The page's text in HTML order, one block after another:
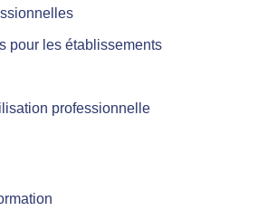
pour les établissements
professionnelle